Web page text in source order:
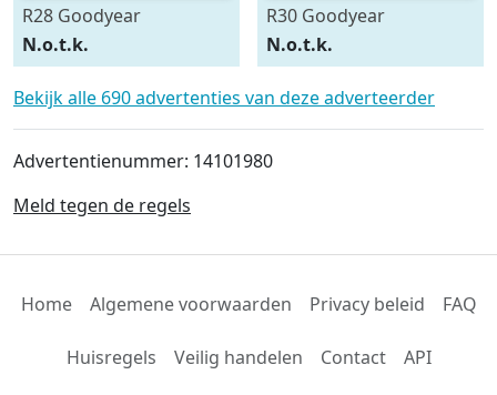
R28 Goodyear
540/75R28
N.o.t.k.
R30 Goodyear
600/70R30
N.o.t.k.
Bekijk alle 690 advertenties van deze adverteerder
Advertentienummer: 14101980
Meld tegen de regels
Home Algemene voorwaarden Privacy beleid FAQ
Huisregels Veilig handelen Contact API